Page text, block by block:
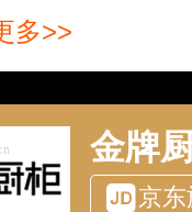
多>>
金牌
京